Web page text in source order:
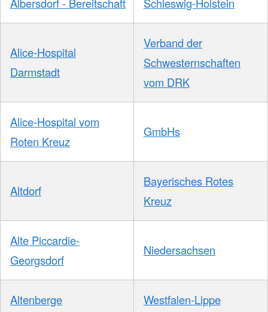
Alice-Hospital
Darmstadt
Verband der
Schwesternschaften
vom DRK
Alice-Hospital vom
Roten Kreuz
GmbHs
Altdorf
Bayerisches Rotes
Kreuz
Alte Piccardie-
Georgsdorf
Niedersachsen
Altenberge Westfalen-Lippe